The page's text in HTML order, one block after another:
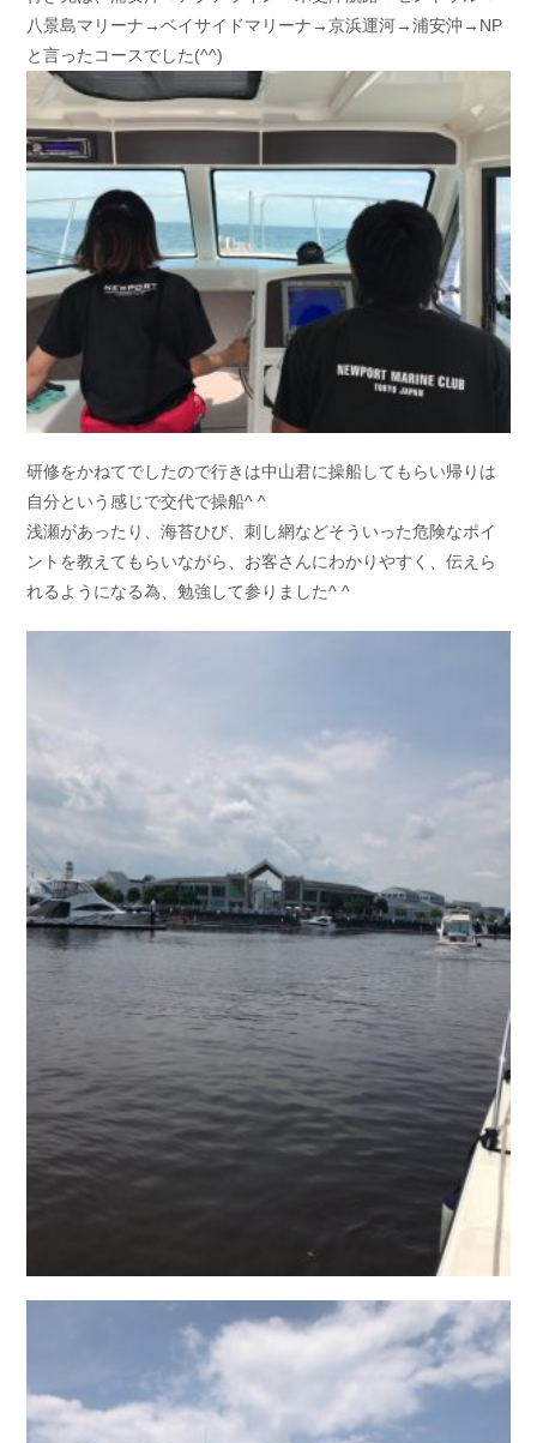
八景島マリーナ→ベイサイドマリーナ→京浜運河→浦安沖→NP
と言ったコースでした(^^)
研修をかねてでしたので行きは中山君に操船してもらい帰りは
自分という感じで交代で操船^ ^
浅瀬があったり、海苔ひび、刺し網などそういった危険なポイ
ントを教えてもらいながら、お客さんにわかりやすく、伝えら
れるようになる為、勉強して参りました^ ^